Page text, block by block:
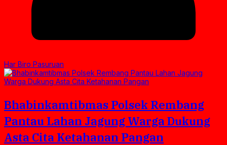
Har Biro Pasuruan
Bhabinkamtibmas Polsek Rembang
Pantau Lahan Jagung Warga Dukung
Asta Cita Ketahanan Pangan